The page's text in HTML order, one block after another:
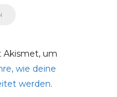
Akismet, um
wie deine
werden.